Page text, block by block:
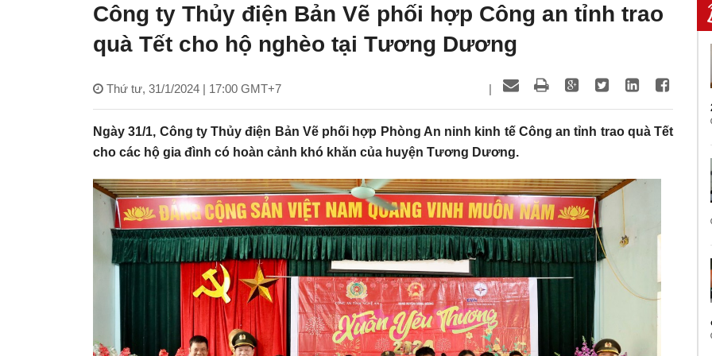
Công ty Thủy điện Bản Vẽ phối hợp Công an tỉnh trao
quà Tết cho hộ nghèo tại Tương Dương
Thứ tư, 31/1/2024 | 17:00 GMT+7 |
Ngày 31/1, Công ty Thủy điện Bản Vẽ phối hợp Phòng An ninh kinh tế Công an tỉnh trao quà Tết
cho các hộ gia đình có hoàn cảnh khó khăn của huyện Tương Dương.